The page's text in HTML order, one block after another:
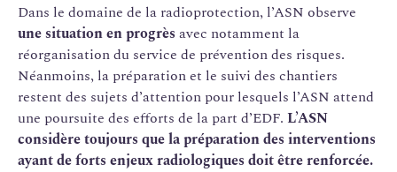
Dans le domaine de la radioprotection, l’ASN observe
une situation en progrès avec notamment la
réorganisation du service de prévention des risques.
Néanmoins, la préparation et le suivi des chantiers
restent des sujets d’attention pour lesquels l’ASN attend
une poursuite des efforts de la part d’EDF. L’ASN
considère toujours que la préparation des interventions
ayant de forts enjeux radiologiques doit être renforcée.